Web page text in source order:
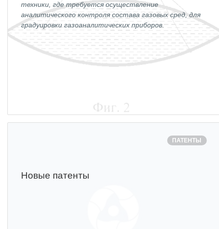
Социальная поддержка
Спорт и отдых
Санаторий-профилакторий
Высокая социальная эффективность
техники, где требуется осуществление
аналитического контроля состава газовых сред, для
градуировки газоаналитических приборов.
ПАТЕНТЫ
Новые патенты